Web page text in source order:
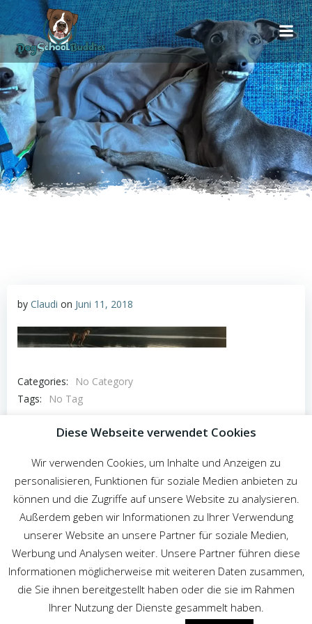
springen
Zum
Inhalt
springen
by Claudi on Juni 11, 2018
Categories:
No Category
Tags:
No Tag
Post
navigation
Previous post
Comments are closed
© 2026 DogSchoolBuddies
Diese Webseite verwendet Cookies
Wir verwenden Cookies, um Inhalte und Anzeigen zu
personalisieren, Funktionen für soziale Medien anbieten zu
können und die Zugriffe auf unsere Website zu analysieren.
Außerdem geben wir Informationen zu Ihrer Verwendung
unserer Website an unsere Partner für soziale Medien,
Werbung und Analysen weiter. Unsere Partner führen diese
Informationen möglicherweise mit weiteren Daten zusammen,
die Sie ihnen bereitgestellt haben oder die sie im Rahmen
Ihrer Nutzung der Dienste gesammelt haben.